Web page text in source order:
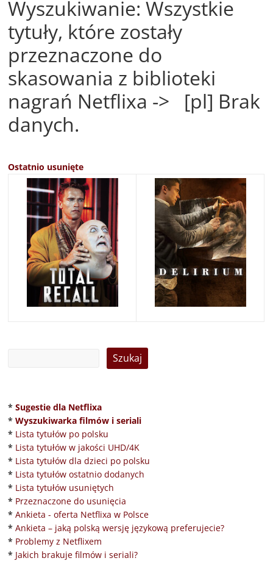
Wyszukiwanie: Wszystkie
tytuły, które zostały
przeznaczone do
skasowania z biblioteki
nagrań Netflixa -> [pl] Brak
danych.
Ostatnio usunięte
* Sugestie dla Netflixa
* Wyszukiwarka filmów i seriali
* Lista tytułów po polsku
* Lista tytułów w jakości UHD/4K
* Lista tytułów dla dzieci po polsku
* Lista tytułów ostatnio dodanych
* Lista tytułów usuniętych
* Przeznaczone do usunięcia
* Ankieta - oferta Netflixa w Polsce
* Ankieta – jaką polską wersję językową preferujecie?
* Problemy z Netflixem
* Jakich brakuje filmów i seriali?